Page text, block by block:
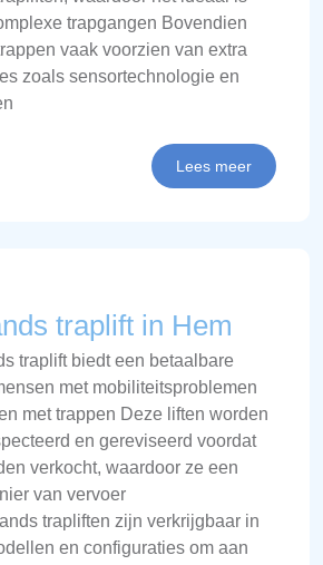
trapgangen Bovendien
vaak voorzien van extra
zoals sensortechnologie en
Lees meer
traplift in Hem
traplift biedt een betaalbare
met mobiliteitsproblemen
met trappen Deze liften worden
en gereviseerd voordat
verkocht, waardoor ze een
van vervoer
trapliften zijn verkrijgbaar in
en configuraties om aan